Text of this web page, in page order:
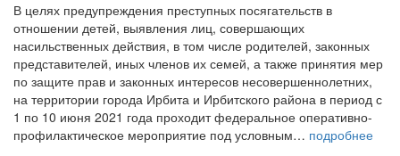
В целях предупреждения преступных посягательств в
отношении детей, выявления лиц, совершающих
насильственных действия, в том числе родителей, законных
представителей, иных членов их семей, а также принятия мер
по защите прав и законных интересов несовершеннолетних,
на территории города Ирбита и Ирбитского района в период с
1 по 10 июня 2021 года проходит федеральное оперативно-
профилактическое мероприятие под условным… подробнее